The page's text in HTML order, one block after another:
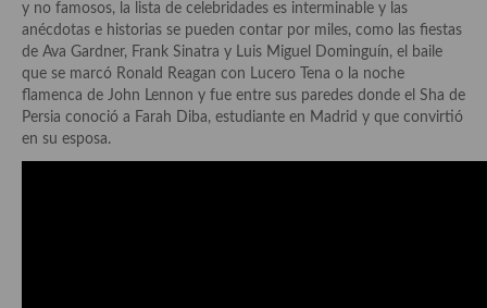
Aderezos, salsas, vinagretas, especias, hierbas aromáticas o
aditivos
Especias, mezclas de especias
Hierbas aromáticas
y no famosos, la lista de celebridades es interminable y las
anécdotas e historias se pueden contar por miles, como las fiestas
de Ava Gardner, Frank Sinatra y Luis Miguel Dominguín, el baile
que se marcó Ronald Reagan con Lucero Tena o la noche
flamenca de John Lennon y fue entre sus paredes donde el Sha de
Persia conoció a Farah Diba, estudiante en Madrid y que convirtió
en su esposa.